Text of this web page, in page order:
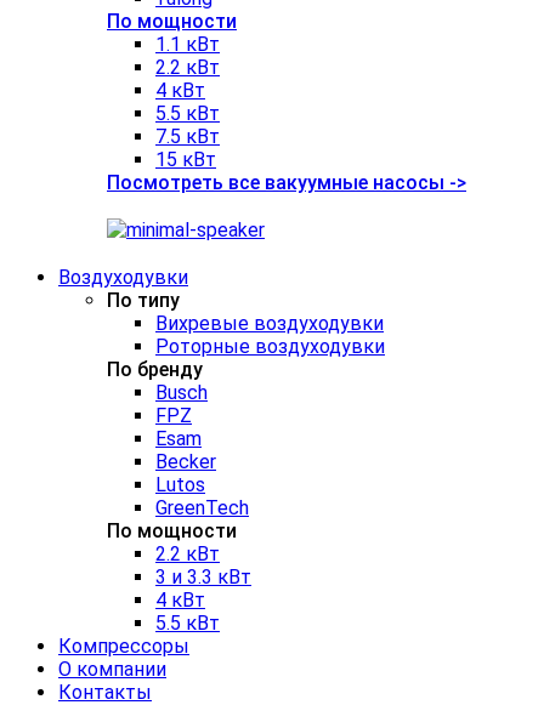
По мощности
1.1 кВт
2.2 кВт
4 кВт
5.5 кВт
7.5 кВт
15 кВт
Посмотреть все вакуумные насосы ->
Воздуходувки
По типу
Вихревые воздуходувки
Роторные воздуходувки
По бренду
Busch
FPZ
Esam
Becker
Lutos
GreenTech
По мощности
2.2 кВт
3 и 3.3 кВт
4 кВт
5.5 кВт
Компрессоры
О компании
Контакты